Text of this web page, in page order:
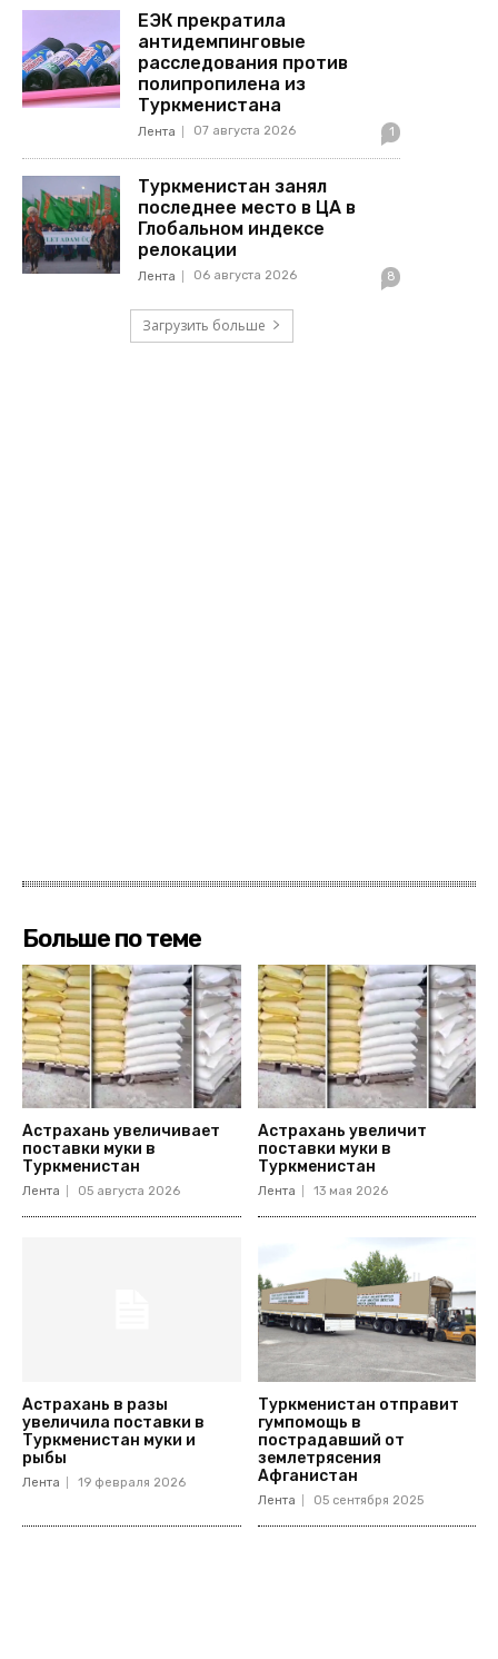
ЕЭК прекратила
антидемпинговые
расследования против
полипропилена из
Туркменистана
Лента 07 августа 2026 1
Туркменистан занял
последнее место в ЦА в
Глобальном индексе
релокации
Лента 06 августа 2026 8
Загрузить больше
Больше по теме
Астрахань увеличивает
поставки муки в
Туркменистан
Лента 05 августа 2026
Астрахань увеличит
поставки муки в
Туркменистан
Лента 13 мая 2026
Астрахань в разы
увеличила поставки в
Туркменистан муки и
рыбы
Лента 19 февраля 2026
Туркменистан отправит
гумпомощь в
пострадавший от
землетрясения
Афганистан
Лента 05 сентября 2025